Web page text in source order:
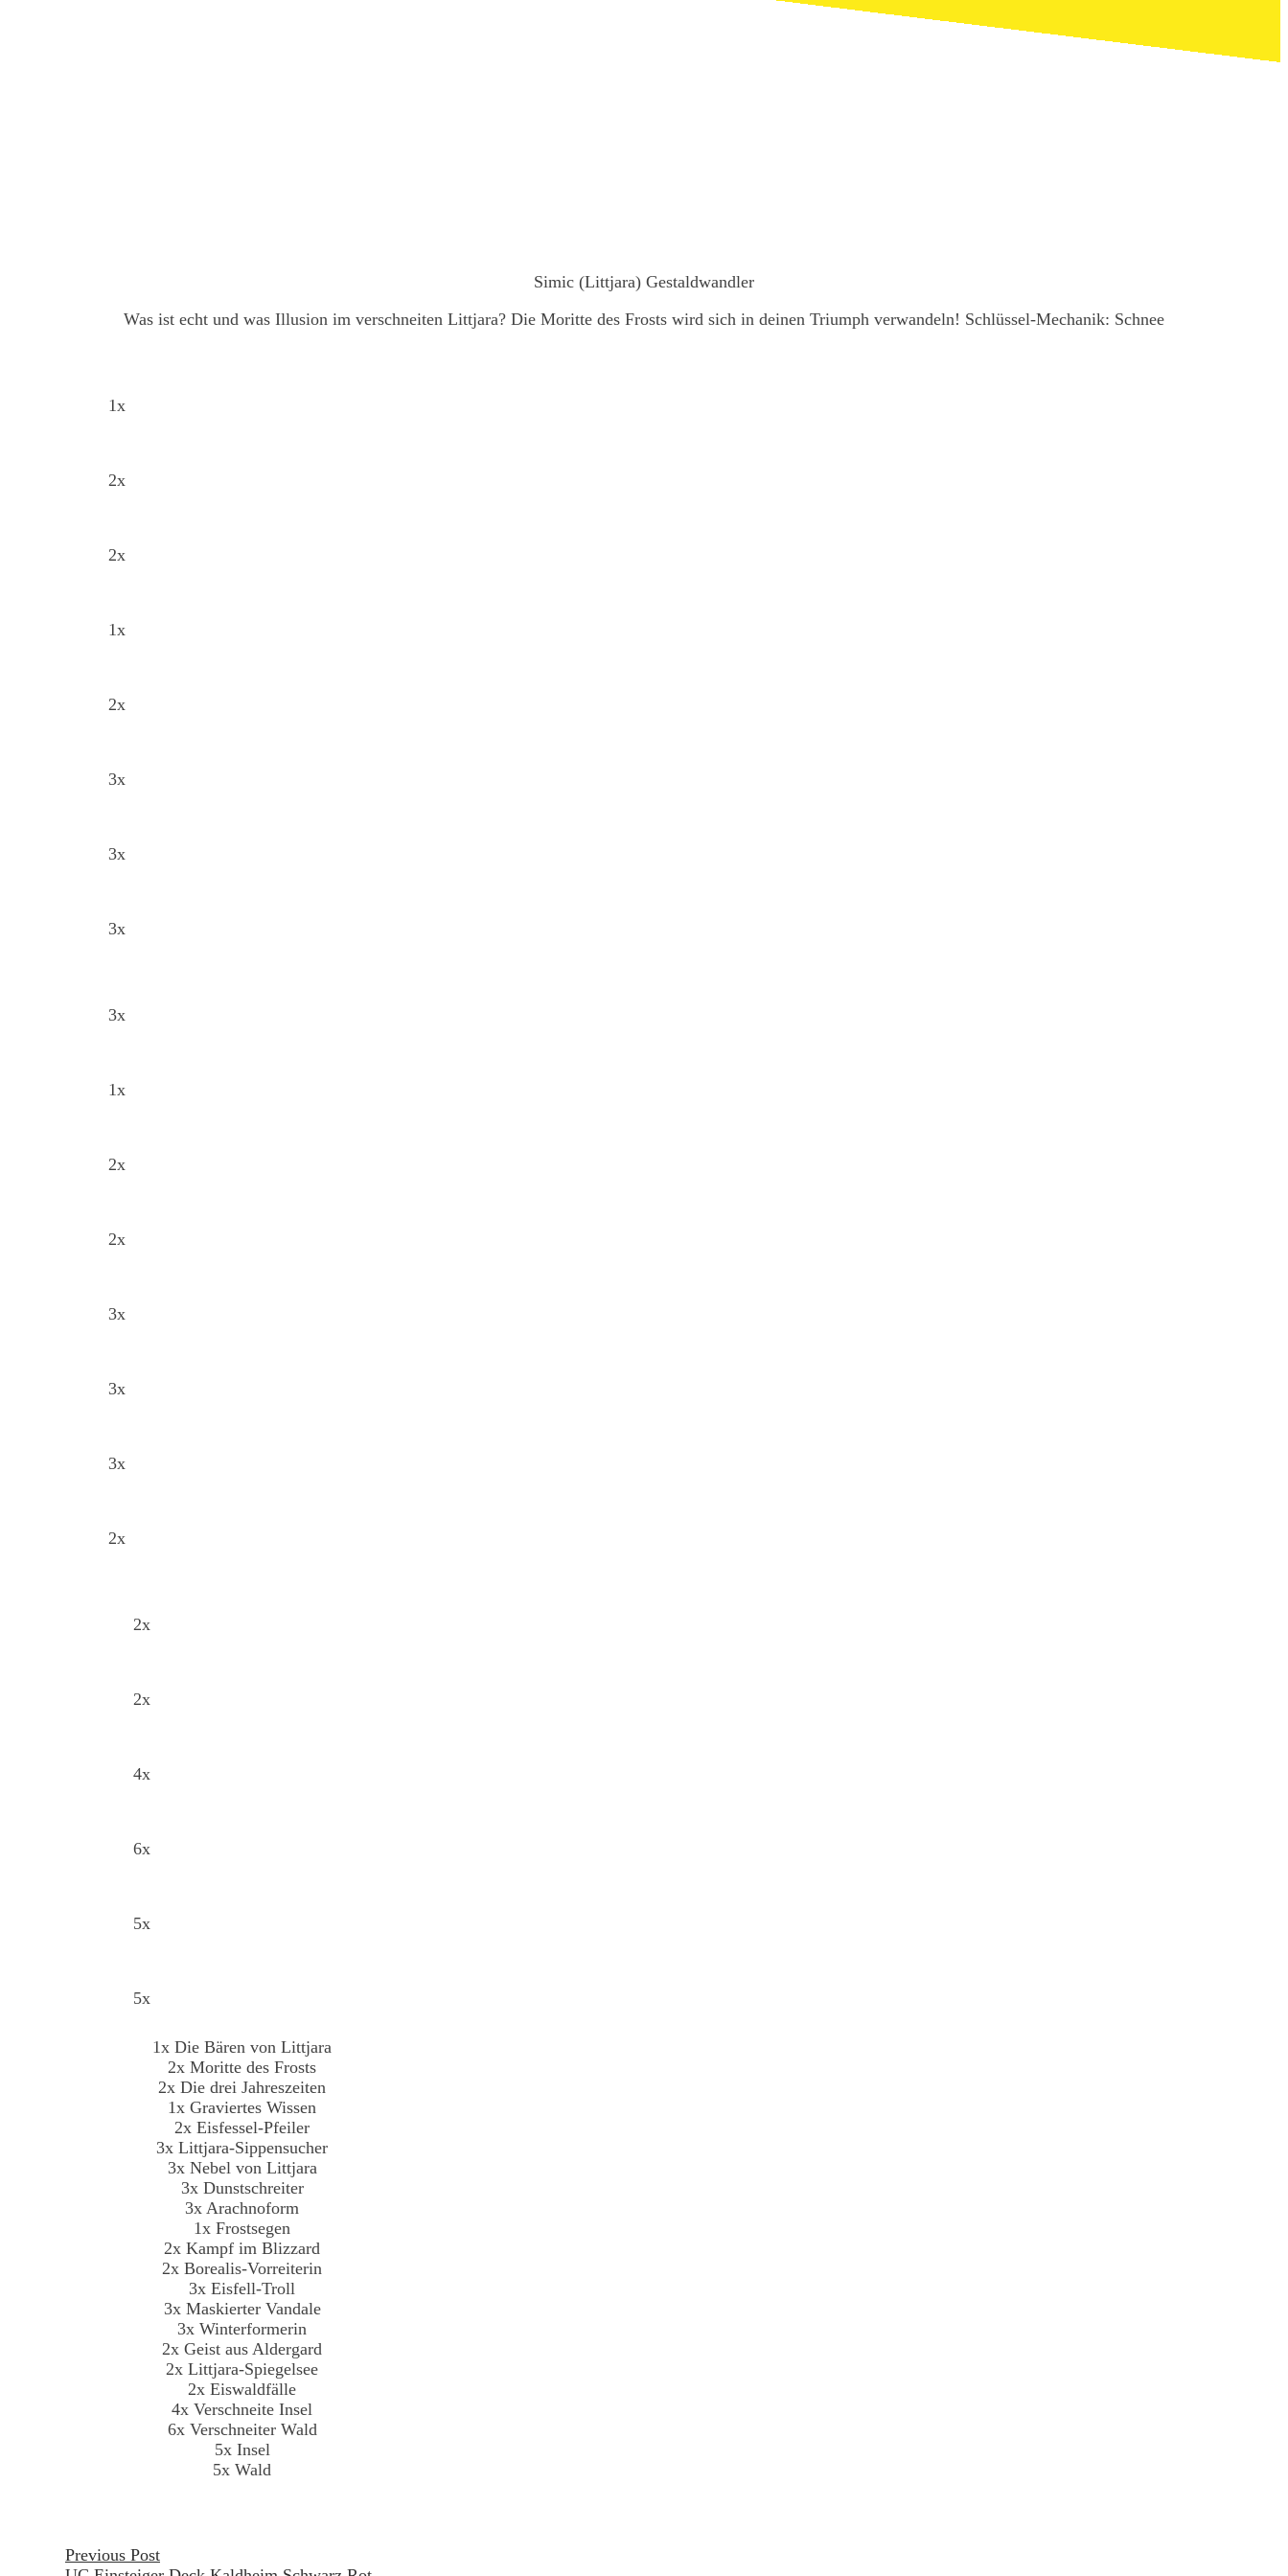
Simic (Littjara) Gestaldwandler
Was ist echt und was Illusion im verschneiten Littjara? Die Moritte des Frosts wird sich in deinen Triumph verwandeln! Schlüssel-Mechanik: Schnee
1x
2x
2x
1x
2x
3x
3x
3x
3x
1x
2x
2x
3x
3x
3x
2x
2x
2x
4x
6x
5x
5x
1x Die Bären von Littjara
2x Moritte des Frosts
2x Die drei Jahreszeiten
1x Graviertes Wissen
2x Eisfessel-Pfeiler
3x Littjara-Sippensucher
3x Nebel von Littjara
3x Dunstschreiter
3x Arachnoform
1x Frostsegen
2x Kampf im Blizzard
2x Borealis-Vorreiterin
3x Eisfell-Troll
3x Maskierter Vandale
3x Winterformerin
2x Geist aus Aldergard
2x Littjara-Spiegelsee
2x Eiswaldfälle
4x Verschneite Insel
6x Verschneiter Wald
5x Insel
5x Wald
Beitragsnavigation
Previous Post